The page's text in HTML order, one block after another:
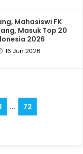
Mahasiswi FK
Masuk Top 20
2026
16 Jun 2026
...
72